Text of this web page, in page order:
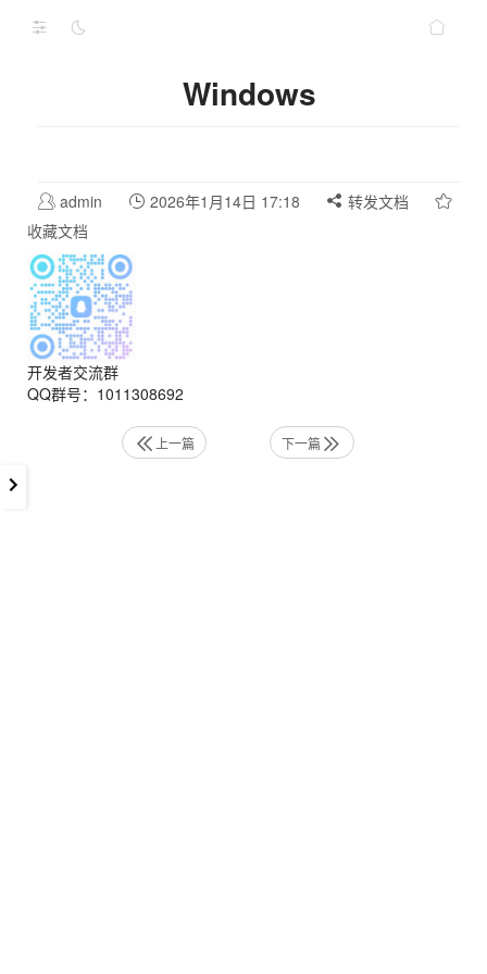
Windows
admin 2026年1月14日 17:18
转发文档
收藏文档
开发者交流群
QQ群号：1011308692
上一篇 下一篇